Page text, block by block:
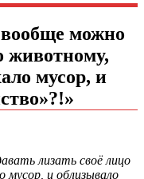
можно
животному,
мусор, и
лизать своё лицо
мусор, и облизывало